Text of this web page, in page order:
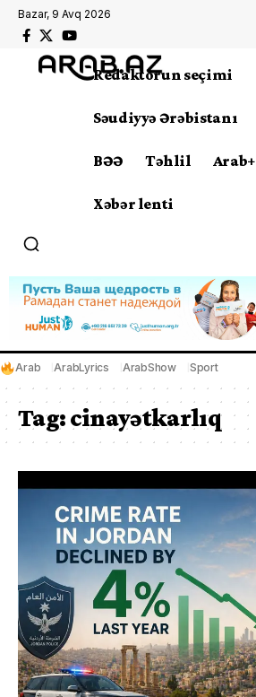
Bazar, 9 Avq 2026
Redaktorun seçimi
Səudiyyə Ərəbistanı
BƏƏ Təhlil Arab+
Xəbər lenti
Arab ArabLyrics ArabShow Sport
Tag:cinayətkarlıq